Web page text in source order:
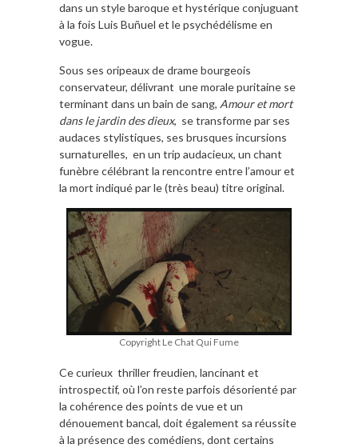
dans un style baroque et hystérique conjuguant
à la fois Luis Buñuel et le psychédélisme en
vogue.
Sous ses oripeaux de drame bourgeois
conservateur, délivrant une morale puritaine se
terminant dans un bain de sang, Amour et mort
dans le jardin des dieux, se transforme par ses
audaces stylistiques, ses brusques incursions
surnaturelles, en un trip audacieux, un chant
funèbre célébrant la rencontre entre l’amour et
la mort indiqué par le (très beau) titre original.
Copyright Le Chat Qui Fume
Ce curieux thriller freudien, lancinant et
introspectif, où l’on reste parfois désorienté par
la cohérence des points de vue et un
dénouement bancal, doit également sa réussite
à la présence des comédiens, dont certains